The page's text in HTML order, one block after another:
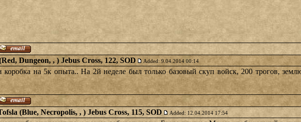
Dungeon, , ) Jebus Cross, 122, SOD Added: 9.04.2014 00:14
на 5к опыта.. На 2й неделе был только базовый скуп войск, 200 трогов,
(Blue, Necropolis, , ) Jebus Cross, 115, SOD Added: 12.04.2014 17:54